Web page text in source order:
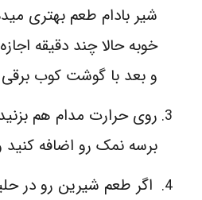
شیر بادام طعم بهتری
خوبه حالا چند دقیقه
و بعد با گوشت کوب
روی حرارت مدام هم
برسه نمک رو اضافه
اگر طعم شیرین رو در